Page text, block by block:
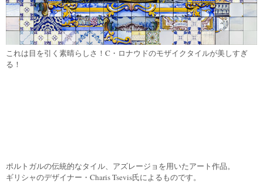
これは目を引く素晴らしさ！C・ロナウドのモザイクタイルが美しすぎ
る！
ポルトガルの伝統的なタイル、アズレージョを用いたアート作品。
ギリシャのデザイナー・Charis Tsevis氏によるものです。